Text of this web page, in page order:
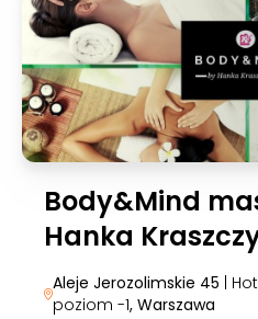
Body&Mind
Hanka
Aleje Jerozolimskie 45 |
poziom -1, Warszawa